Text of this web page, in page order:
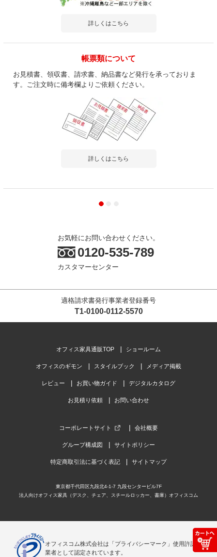
詳しくはこちら
帳票類について
お見積書、領収書、請求書、納品書など発行を承っておりま
す。ご注文時に備考欄よりご依頼ください。
詳しくはこちら
お気軽にお問い合わせください。
0120-535-789
カスタマーセンター
適格請求書発行事業者登録番号
T1-0100-0112-5570
オフィス家具通販TOP ショールーム
オフィスのギモン スタイルブック メディア掲載
レビュー お買い物ガイド デジタルカタログ
お見積り依頼 お問い合わせ
コーポレートサイト 会社概要
グループ構成図 サイトポリシー
特定商取引法に基づく表記 サイトマップ
東京都千代田区九段北4-1-7 九段センタービル7F
法人向けオフィス家具（デスク、チェア、スチールロッカー、書庫）オフィスコム
オフィスコム株式会社は「プライバシーマーク」使用許諾事
業者として認定されています。